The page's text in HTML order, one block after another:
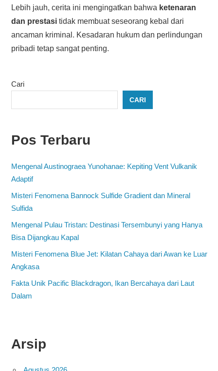
Lebih jauh, cerita ini mengingatkan bahwa ketenaran
dan prestasitidak membuat seseorang kebal dari
ancaman kriminal. Kesadaran hukum dan perlindungan
pribadi tetap sangat penting.
Cari
CARI
Pos Terbaru
Mengenal Austinograea Yunohanae: Kepiting Vent Vulkanik
Adaptif
Misteri Fenomena Bannock Sulfide Gradient dan Mineral
Sulfida
Mengenal Pulau Tristan: Destinasi Tersembunyi yang Hanya
Bisa Dijangkau Kapal
Misteri Fenomena Blue Jet: Kilatan Cahaya dari Awan ke Luar
Angkasa
Fakta Unik Pacific Blackdragon, Ikan Bercahaya dari Laut
Dalam
Arsip